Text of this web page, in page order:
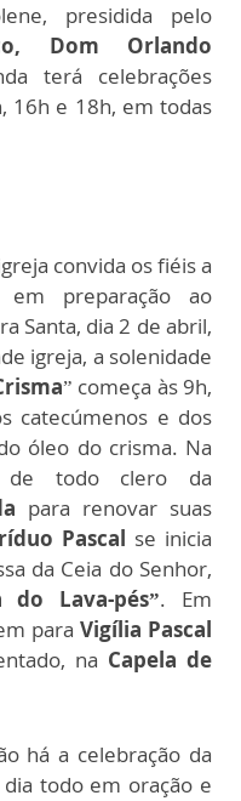
presidida pelo
Dom Orlando
terá celebrações
16h e 18h, em todas
convida os fiéis a
em preparação ao
Santa, dia 2 de abril,
igreja, a solenidade
” começa às 9h,
catecúmenos e dos
óleo do crisma. Na
de todo clero da
para renovar suas
Pascal se inicia
da Ceia do Senhor,
do Lava-pés”. Em
para Vigília Pascal
na Capela de
há a celebração da
todo em oração e